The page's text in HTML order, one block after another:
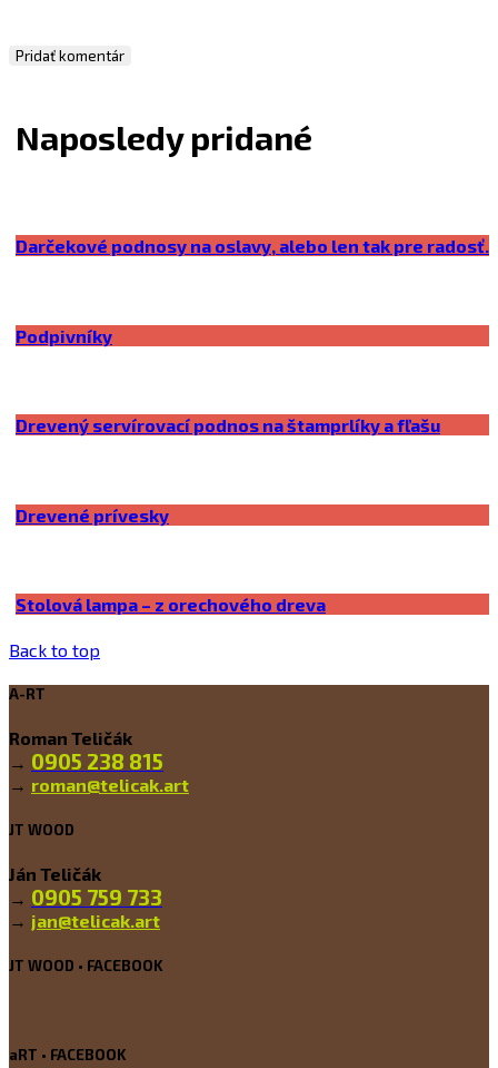
Naposledy pridané
Darčekové podnosy na oslavy, alebo len tak pre radosť.
Podpivníky
Drevený servírovací podnos na štamprlíky a fľašu
Drevené prívesky
Stolová lampa – z orechového dreva
Back to top
A-RT
Roman Teličák
→ 0905 238 815
→ roman@telicak.art
JT WOOD
Ján Teličák
→ 0905 759 733
→ jan@telicak.art
JT WOOD • FACEBOOK
aRT • FACEBOOK